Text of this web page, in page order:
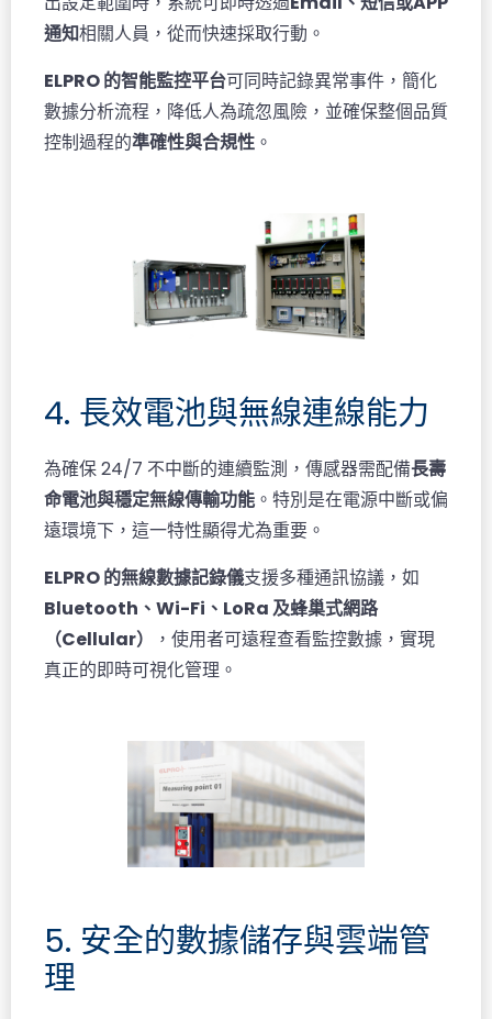
通知相關人員，從而快速採取行動。
ELPRO 的智能監控平台可同時記錄異常事件，簡化
數據分析流程，降低人為疏忽風險，並確保整個品質
控制過程的準確性與合規性 。
4. 長效電池與無線連線能力
為確保 24/7 不中斷的連續監測，傳感器需配備長壽
命電池與穩定無線傳輸功能 。特別是在電源中斷或偏
遠環境下，這一特性顯得尤為重要。
ELPRO 的無線數據記錄儀支援多種通訊協議，如
Bluetooth、Wi-Fi、LoRa 及蜂巢式網路
（Cellular）
，使用者可遠程查看監控數據，實現
真正的即時可視化管理。
5. 安全的數據儲存與雲端管
理